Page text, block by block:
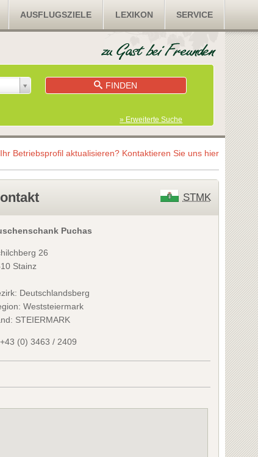
AUSFLUGSZIELE LEXIKON SERVICE
FINDEN
» Erweiterte Suche
Betriebsprofil aktualisieren? Kontaktieren Sie uns hier
STMK
Puchas
26
Stainz
Deutschlandsberg
Weststeiermark
STEIERMARK
+43 (0) 3463 / 2409